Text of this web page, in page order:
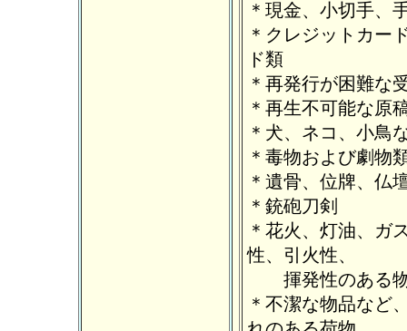
＊現金、小切手、
＊クレジットカー
ド類
＊再発行が困難な
＊再生不可能な原
＊犬、ネコ、小鳥
＊毒物および劇物
＊遺骨、位牌、仏
＊銃砲刀剣
＊花火、灯油、ガ
性、引火性、
揮発性のある物
＊不潔な物品など